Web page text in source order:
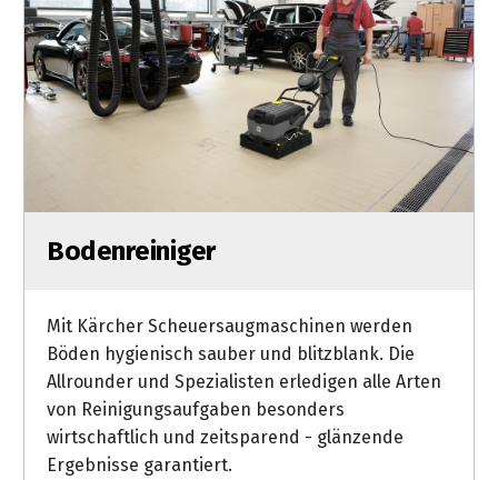
Bodenreiniger
Mit Kärcher Scheuersaugmaschinen werden
Böden hygienisch sauber und blitzblank. Die
Allrounder und Spezialisten erledigen alle Arten
von Reinigungsaufgaben besonders
wirtschaftlich und zeitsparend - glänzende
Ergebnisse garantiert.